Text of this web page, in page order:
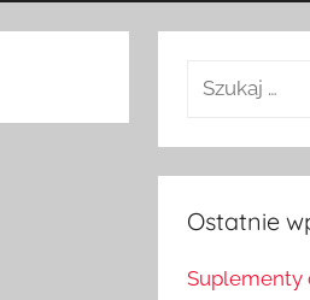
Szukaj
Ostatnie
Suplementy